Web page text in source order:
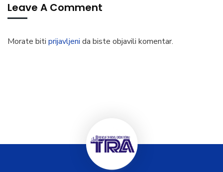
Leave A Comment
Morate biti prijavljeni da biste objavili komentar.